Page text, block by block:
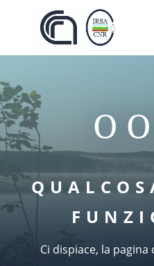
O
Ci dispiace, la